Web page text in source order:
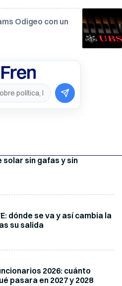
Odigeo con un
solar sin gafas y sin
dónde se va y así cambia la
su salida
2026: cuánto
pasara en 2027 y 2028